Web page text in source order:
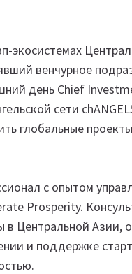
экосистемах
венчурное
день Chief
сети
глобальные
с опытом
Prosperity.
в Центральной
и поддержке